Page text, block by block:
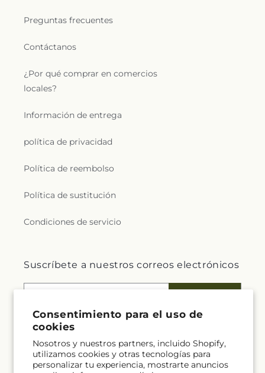
Consentimiento para el uso de
cookies
Nosotros y nuestros partners, incluido Shopify,
utilizamos cookies y otras tecnologías para
personalizar tu experiencia, mostrarte anuncios
Preguntas frecuentes
Contáctanos
¿Por qué comprar en comercios
locales?
Información de entrega
política de privacidad
Política de reembolso
Política de sustitución
Condiciones de servicio
Suscríbete a nuestros correos electrónicos
Facebook